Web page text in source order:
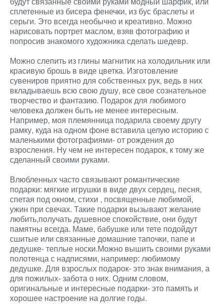
сплетенные из бисера фенечки, из бус браслеты и
серьги. Это всегда необычно и креативно. Можно
нарисовать портрет маслом, взяв фотографию и
попросив знакомого художника сделать шедевр.
Можно слепить из глины магнитик на холодильник или
красивую брошь в виде цветка. Изготовление
сувениров приятно для собственных рук, ведь в них
вкладываешь всю свою душу, все свое сознательное
творчество и фантазию. Подарок для любимого
человека должен быть не менее интересным.
Например, моя племянница подарила своему другу
рамку, куда на одном фоне вставила целую историю с
маленькими фотографиями- от рождения до
взросления. Ну чем не интересен подарок, к тому же
сделанный своими руками.
Влюбленных часто связывают романтические
подарки: мягкие игрушки в виде двух сердец, песня,
спетая под окном, стихи , посвященные любимой,
ужин при свечах. Такие подарки вызывают желание
любить,получать душевное спокойствие, они будут
памятны всегда. Маме, бабушке или тете подойдут
сшитые или связанные домашние тапочки, папе и
дедушке- теплые носки.Можно вышить своими руками
полотенца с надписями, например: любимому
дедушке. Для взрослых подарок- это знак внимания, а
для пожилых- забота о них. Одним словом,
оригинальные и интересные подарки- это память и
хорошее настроение на долгие годы.